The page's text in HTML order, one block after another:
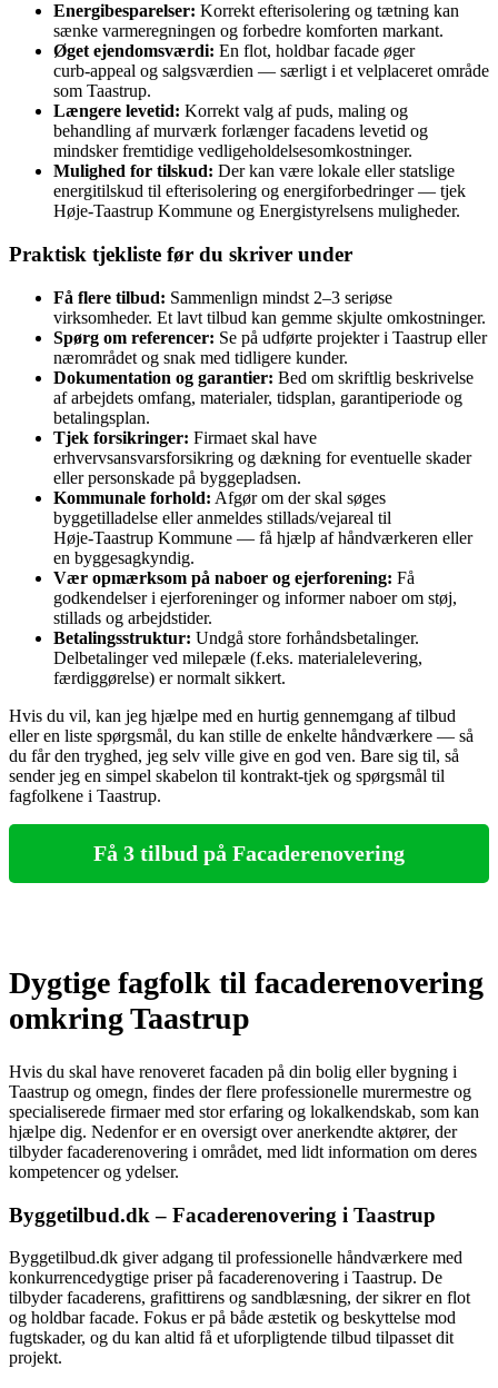
Energibesparelser: Korrekt efterisolering og tætning kan
sænke varmeregningen og forbedre komforten markant.
Øget ejendomsværdi: En flot, holdbar facade øger
curb‑appeal og salgsværdien — særligt i et velplaceret område
som Taastrup.
Længere levetid: Korrekt valg af puds, maling og
behandling af murværk forlænger facadens levetid og
mindsker fremtidige vedligeholdelsesomkostninger.
Mulighed for tilskud: Der kan være lokale eller statslige
energitilskud til efterisolering og energiforbedringer — tjek
Høje‑Taastrup Kommune og Energistyrelsens muligheder.
Praktisk tjekliste før du skriver under
Få flere tilbud: Sammenlign mindst 2–3 seriøse
virksomheder. Et lavt tilbud kan gemme skjulte omkostninger.
Spørg om referencer: Se på udførte projekter i Taastrup eller
nærområdet og snak med tidligere kunder.
Dokumentation og garantier: Bed om skriftlig beskrivelse
af arbejdets omfang, materialer, tidsplan, garantiperiode og
betalingsplan.
Tjek forsikringer: Firmaet skal have
erhvervsansvarsforsikring og dækning for eventuelle skader
eller personskade på byggepladsen.
Kommunale forhold: Afgør om der skal søges
byggetilladelse eller anmeldes stillads/vejareal til
Høje‑Taastrup Kommune — få hjælp af håndværkeren eller
en byggesagkyndig.
Vær opmærksom på naboer og ejerforening: Få
godkendelser i ejerforeninger og informer naboer om støj,
stillads og arbejdstider.
Betalingsstruktur: Undgå store forhåndsbetalinger.
Delbetalinger ved milepæle (f.eks. materialelevering,
færdiggørelse) er normalt sikkert.
Hvis du vil, kan jeg hjælpe med en hurtig gennemgang af tilbud
eller en liste spørgsmål, du kan stille de enkelte håndværkere — så
du får den tryghed, jeg selv ville give en god ven. Bare sig til, så
sender jeg en simpel skabelon til kontrakt‑tjek og spørgsmål til
fagfolkene i Taastrup.
Få 3 tilbud på Facaderenovering
Dygtige fagfolk til facaderenovering
omkring Taastrup
Hvis du skal have renoveret facaden på din bolig eller bygning i
Taastrup og omegn, findes der flere professionelle murermestre og
specialiserede firmaer med stor erfaring og lokalkendskab, som kan
hjælpe dig. Nedenfor er en oversigt over anerkendte aktører, der
tilbyder facaderenovering i området, med lidt information om deres
kompetencer og ydelser.
Byggetilbud.dk – Facaderenovering i Taastrup
Byggetilbud.dk giver adgang til professionelle håndværkere med
konkurrencedygtige priser på facaderenovering i Taastrup. De
tilbyder facaderens, grafittirens og sandblæsning, der sikrer en flot
og holdbar facade. Fokus er på både æstetik og beskyttelse mod
fugtskader, og du kan altid få et uforpligtende tilbud tilpasset dit
projekt.